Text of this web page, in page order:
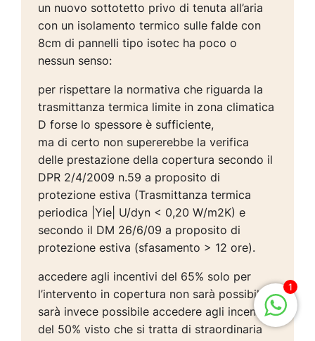
un nuovo sottotetto privo di tenuta all’aria
con un isolamento termico sulle falde con
8cm di pannelli tipo isotec ha poco o
nessun senso:
per rispettare la normativa che riguarda la
trasmittanza termica limite in zona climatica
D forse lo spessore è sufficiente,
ma di certo non supererebbe la verifica
delle prestazione della copertura secondo il
DPR 2/4/2009 n.59 a proposito di
protezione estiva (Trasmittanza termica
periodica |Yie| U/dyn < 0,20 W/m2K) e
secondo il DM 26/6/09 a proposito di
protezione estiva (sfasamento > 12 ore).
accedere agli incentivi del 65% solo per
l’intervento in copertura non sarà possibile.
sarà invece possibile accedere agli incentivi
del 50% visto che si tratta di straordinaria
1